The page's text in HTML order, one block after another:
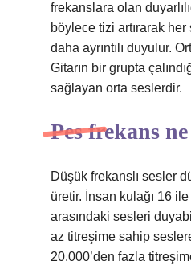
frekanslara olan
böylece tizi artırarak
daha ayrıntılı duyulur.
Gitarın bir grupta
sağlayan orta seslerdir.
Pes frekans
Düşük frekanslı sesler
üretir. İnsan kulağı 16
arasındaki sesleri
az titreşime sahip
20.000’den fazla